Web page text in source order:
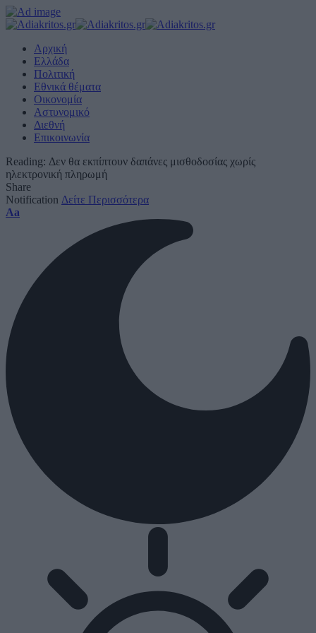
Αρχική
Ελλάδα
Πολιτική
Εθνικά θέματα
Οικονομία
Αστυνομικό
Διεθνή
Επικοινωνία
Reading: Δεν θα εκπίπτουν δαπάνες μισθοδοσίας χωρίς
ηλεκτρονική πληρωμή
Share
Notification Δείτε Περισσότερα
Font
Aa